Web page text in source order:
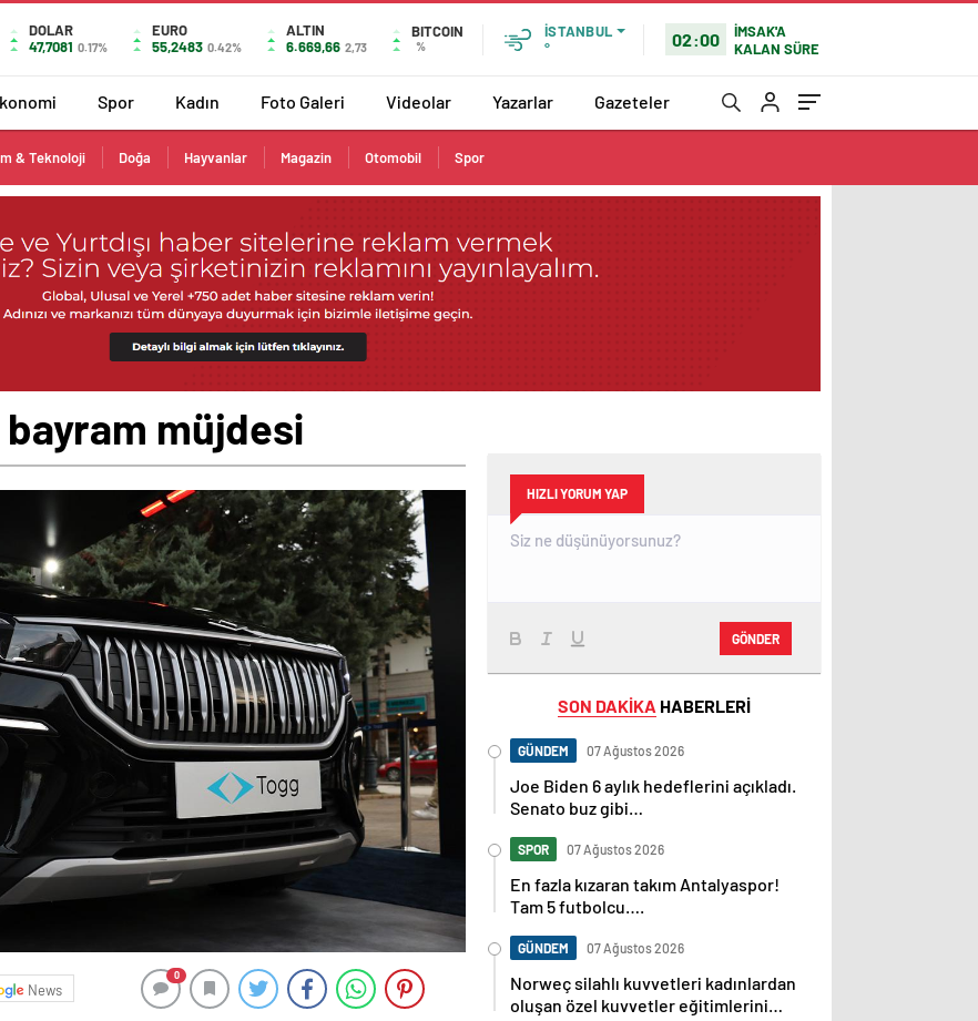
DOLAR
47,7081 0.17%
EURO
55,2483 0.42%
ALTIN
6.669,66 2,73
BITCOIN
%
İSTANBUL
°
02:00
İMSAK'A
KALAN SÜRE
Spor Kadın Foto Galeri Videolar Yazarlar Gazeteler
& Teknoloji Doğa Hayvanlar Magazin Otomobil Spor
bayram müjdesi
News
0
HIZLI YORUM YAP
GÖNDER
SON DAKİKA HABERLERİ
GÜNDEM 07 Ağustos 2026
Joe Biden 6 aylık hedeflerini açıkladı.
Senato buz gibi…
SPOR 07 Ağustos 2026
En fazla kızaran takım Antalyaspor!
Tam 5 futbolcu….
GÜNDEM 07 Ağustos 2026
Norweç silahlı kuvvetleri kadınlardan
oluşan özel kuvvetler eğitimlerini